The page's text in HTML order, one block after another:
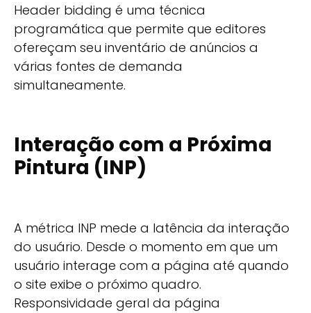
Header bidding é uma técnica
programática que permite que editores
ofereçam seu inventário de anúncios a
várias fontes de demanda
simultaneamente.
Interação com a Próxima
Pintura (INP)
A métrica INP mede a latência da interação
do usuário. Desde o momento em que um
usuário interage com a página até quando
o site exibe o próximo quadro.
Responsividade geral da página